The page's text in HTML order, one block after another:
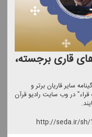
قاری برجسته،
سایر قاریان برتر و
در وب سایت رادیو قرآن
http://seda.ir/sh/